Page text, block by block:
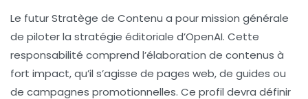
Le futur Stratège de Contenu a pour mission générale
de piloter la stratégie éditoriale d’OpenAI. Cette
responsabilité comprend l’élaboration de contenus à
fort impact, qu’il s’agisse de pages web, de guides ou
de campagnes promotionnelles. Ce profil devra définir